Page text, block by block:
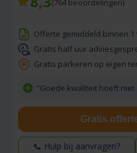
(764 beoordelingen)
Offerte gemiddeld binnen
Gratis half uur
Gratis parkeren op eigen
"Goede kwaliteit hoeft niet
Gratis
📞 Hulp bij aanvragen?